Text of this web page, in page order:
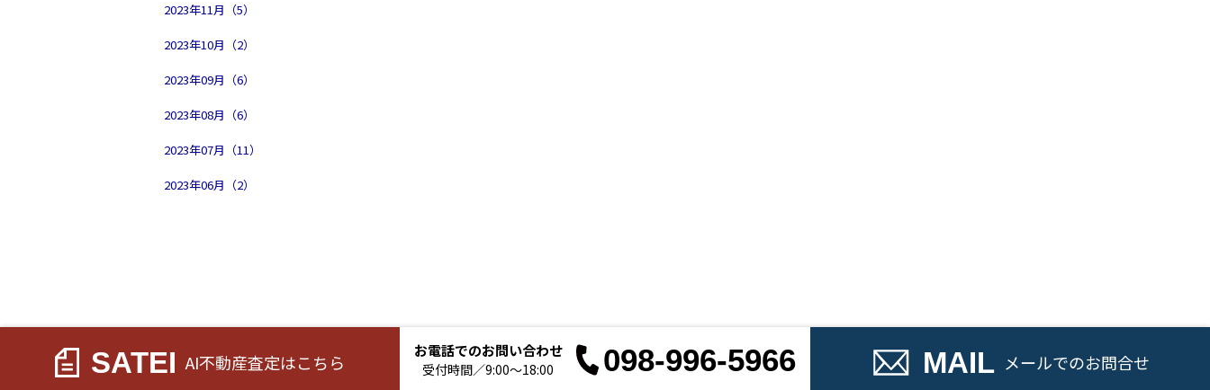
2023年11月（5）
2023年10月（2）
2023年09月（6）
2023年08月（6）
2023年07月（11）
2023年06月（2）
SATEI AI不動産査定はこちら
お電話でのお問い合わせ
受付時間／9:00～18:00 098-996-5966 MAIL メールでのお問合せ
お電話でのお問い合わせ